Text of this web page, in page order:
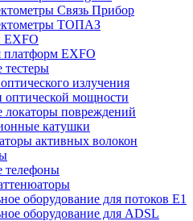
Связь Прибор
ТОПАЗ
EXFO
платформ EXFO
тестеры
излучения
оптической мощности
локаторы повреждений
катушки
активных волокон
телефоны
оборудование для потоков Е1
оборудование для ADSL